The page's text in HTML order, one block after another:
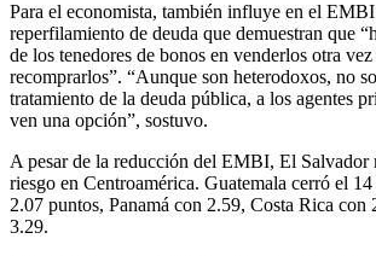
Para el economista, también influye en el
reperfilamiento de deuda que demuestran que
de los tenedores de bonos en venderlos otra
recomprarlos”. “Aunque son heterodoxos, no
tratamiento de la deuda pública, a los agentes
ven una opción”, sostuvo.
A pesar de la reducción del EMBI, El Salvador
riesgo en Centroamérica. Guatemala cerró el
2.07 puntos, Panamá con 2.59, Costa Rica con
3.29.